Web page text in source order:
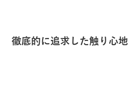
徹底的に追求した触り心地